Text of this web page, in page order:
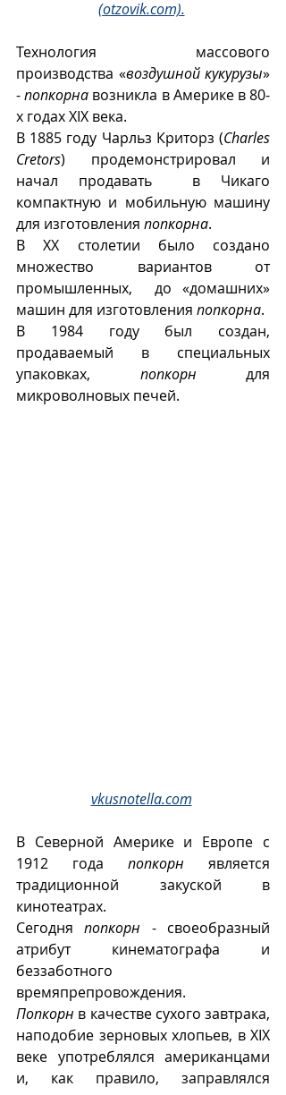
(otzovik.com).
Технология массового
производства «воздушной кукурузы»
- попкорна возникла в Америке в 80-
х годах XIX века.
В 1885 году Чарльз Криторз (Charles
Cretors) продемонстрировал и
начал продавать  в Чикаго
компактную и мобильную машину
для изготовления попкорна.
В ХХ столетии было создано
множество вариантов от
промышленных,  до «домашних»
машин для изготовления попкорна.
В 1984 году был создан,
продаваемый в специальных
упаковках, попкорн для
микроволновых печей.
vkusnotella.com
В Северной Америке и Европе с
1912 года попкорн является
традиционной закуской в
кинотеатрах.
Сегодня попкорн - своеобразный
атрибут кинематографа и
беззаботного
времяпрепровождения.
Попкорн в качестве сухого завтрака,
наподобие зерновых хлопьев, в XIX
веке употреблялся американцами
и, как правило, заправлялся